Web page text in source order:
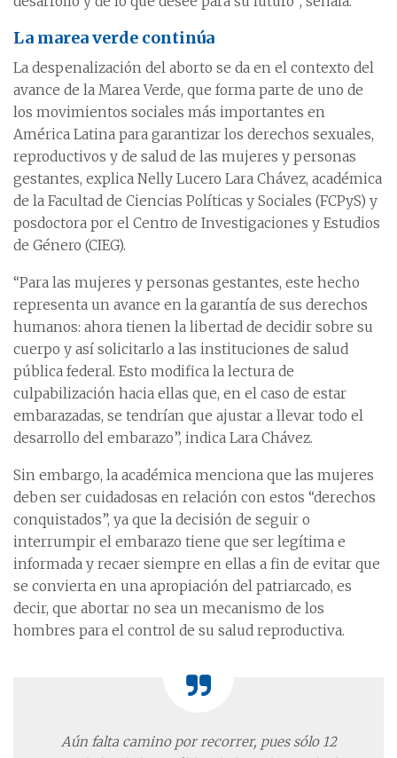
La marea verde continúa
La despenalización del aborto se da en el contexto del
avance de la Marea Verde, que forma parte de uno de
los movimientos sociales más importantes en
América Latina para garantizar los derechos sexuales,
reproductivos y de salud de las mujeres y personas
gestantes, explica Nelly Lucero Lara Chávez, académica
de la Facultad de Ciencias Políticas y Sociales (FCPyS) y
posdoctora por el Centro de Investigaciones y Estudios
de Género (CIEG).
“Para las mujeres y personas gestantes, este hecho
representa un avance en la garantía de sus derechos
humanos: ahora tienen la libertad de decidir sobre su
cuerpo y así solicitarlo a las instituciones de salud
pública federal. Esto modifica la lectura de
culpabilización hacia ellas que, en el caso de estar
embarazadas, se tendrían que ajustar a llevar todo el
desarrollo del embarazo”, indica Lara Chávez.
Sin embargo, la académica menciona que las mujeres
deben ser cuidadosas en relación con estos “derechos
conquistados”, ya que la decisión de seguir o
interrumpir el embarazo tiene que ser legítima e
informada y recaer siempre en ellas a fin de evitar que
se convierta en una apropiación del patriarcado, es
decir, que abortar no sea un mecanismo de los
hombres para el control de su salud reproductiva.
Aún falta camino por recorrer, pues sólo 12